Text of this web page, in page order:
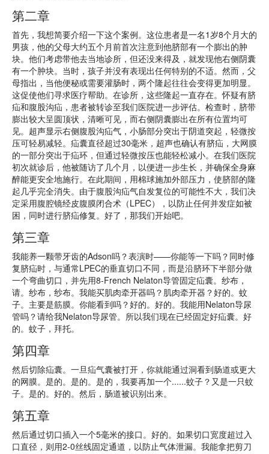
第二章
首先，我想简要介绍一下这个案例。这位患者是一名1岁8个月大的
男孩，他的父母大约五个月前首次注意到他脐部有一个膨出的肿
块。他们考虑带他去当地诊所，但还没来得及，就发现他右侧阴囊
有一个肿块。当时，孩子并没有表现出任何特别的不适。然而，父
母指出，当他便秘或需要灌肠时，两个隆起往往会变得更加明显。
这促使他们寻求医疗帮助。在诊所，这些隆起一直存在。怀疑有脐
疝和腹股沟疝，患者被转诊至我们医院进一步评估。检查时，脐带
膨出较大呈圆顶状，清晰可见，而右侧阴囊膨出在所有位置均可
见。超声显示右侧腹股沟疝气，小肠部分突出于阴道突起，轻微按
压可轻易减轻。疝囊直径超过30毫米，超声也确认有脐疝，大网膜
的一部分突出于疝环，但通过轻微按压也能轻松减小。在我们医院
初次就诊后，他被随访了几个月，以便进一步生长，并确保全身麻
醉能更安全地施行。在此期间，用棉球施加外部压力，使脐部的隆
起几乎完全消失。由于腹股沟疝气自发复位的可能性不大，我们决
定采用腹腔镜经皮腹膜闭合术（LPEC），以防止任何并发症如被
困，同时进行脐疝修复。好了，那我们开始吧。
第三章
我能养一颗带牙齿的Adson吗？表演时——你能等一下吗？同时修
复脐疝时，与通常LPEC的垂直切口不同，而是沿脐环下半部分做
一个弯曲切口，并先用8-French Nelaton导管固定疝囊。纱布，
请。纱布，纱布。我能买肌肉牵开器吗？肌肉牵开器？好的。蚊
子。主要是筋膜。你能看到吗？好的。好的。我能用Nelaton导尿
管吗？请给我Nelaton导尿管。所以我们现在已经固定好疝囊。好
的。蚊子，拜托。
第四章
然后切除疝囊。一旦疝气囊被打开，你就能通过洞看到肠道或更大
的网膜。是的。是的。是的，我要再加一个......蚊子？又是一只蚊
子。是的。好的。然后，肠道被识别出来。
第五章
然后通过切口插入一个5毫米的接口。好的。如果切口宽度超过入
口直径，则用2-0丝线固定通道，以防止气体泄漏。我能拿把剪刀